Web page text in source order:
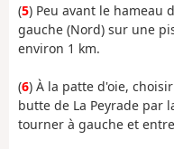
(5) Peu avant le hameau
gauche (Nord) sur une
environ 1 km.
(6) À la patte d'oie,
butte de La Peyrade par
tourner à gauche et